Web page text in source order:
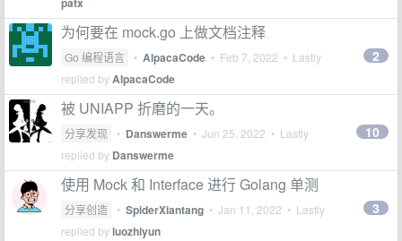
为何要在 mock.go 上做文档注释
Go 编程语言 • AlpacaCode • Feb 7, 2022 • Lastly
replied byAlpacaCode
2
被 UNIAPP 折磨的一天。
分享发现 • Danswerme • Jun 25, 2022 • Lastly
replied by Danswerme
10
使用 Mock 和 Interface 进行 Golang 单测
分享创造 • SpiderXiantang • Jan 11, 2022 • Lastly
replied byluozhiyun
3